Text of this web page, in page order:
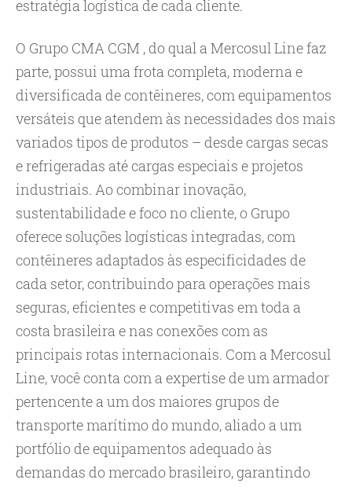
estratégia logística de cada cliente.
O Grupo CMA CGM , do qual a Mercosul Line faz
parte, possui uma frota completa, moderna e
diversificada de contêineres, com equipamentos
versáteis que atendem às necessidades dos mais
variados tipos de produtos – desde cargas secas
e refrigeradas até cargas especiais e projetos
industriais. Ao combinar inovação,
sustentabilidade e foco no cliente, o Grupo
oferece soluções logísticas integradas, com
contêineres adaptados às especificidades de
cada setor, contribuindo para operações mais
seguras, eficientes e competitivas em toda a
costa brasileira e nas conexões com as
principais rotas internacionais. Com a Mercosul
Line, você conta com a expertise de um armador
pertencente a um dos maiores grupos de
transporte marítimo do mundo, aliado a um
portfólio de equipamentos adequado às
demandas do mercado brasileiro, garantindo